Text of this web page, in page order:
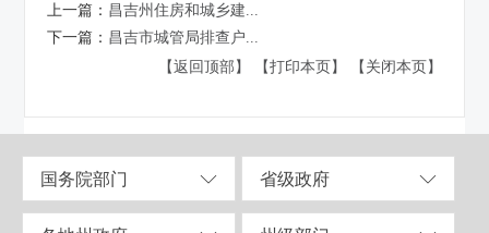
上一篇： 昌吉州住房和城乡建...
下一篇： 昌吉市城管局排查户...
【返回顶部】
【打印本页】 【关闭本页】
国务院部门 省级政府